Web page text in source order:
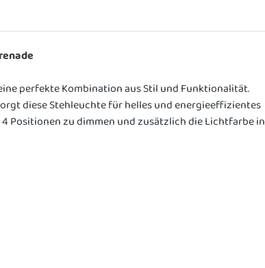
perfekte Kombination aus Stil und Funktionalität.
diese Stehleuchte für helles und energieeffizientes
Positionen zu dimmen und zusätzlich die Lichtfarbe in